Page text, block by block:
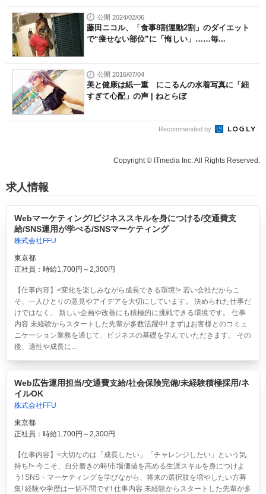
公開 2024/02/06
藤田ニコル、「食事8割運動2割」のダイエット
で“痩せない部位”に「悔しい」……毎...
公開 2016/07/04
美と健康は紙一重 にこるんの水着写真に「細
すぎて心配」の声 | ねとらぼ
Recommended by
Copyright © ITmedia Inc. All Rights Reserved.
求人情報
Webマーケティング/ビジネススキルを身につける/交通費支
給/SNS運用が学べる/SNSマーケティング
株式会社FFU
東京都
正社員：時給1,700円～2,300円
【仕事内容】<変化を楽しみながら成長できる環境!> 若い会社だからこ
そ、一人ひとりの意見やアイデアを大切にしています。 決められた仕事だ
けではなく、 新しい企画や改善にも積極的に挑戦できる環境です。 仕事
内容 未経験からスタートした先輩が多数活躍中! まずはお客様とのコミュ
ニケーション業務を通じて、ビジネスの基礎を学んでいただきます。 その
後、適性や成長に...
Web広告運用担当/交通費支給/社会保険完備/未経験積極採用/ネ
イルOK
株式会社FFU
東京都
正社員：時給1,700円～2,300円
【仕事内容】<大切なのは「成長したい」「チャレンジしたい」という気
持ち!> 今こそ、自分磨きの時!市場価値を高める生涯スキルを身につけよ
う! SNS・マーケティングを学びながら、将来の選択肢を増やしたい方募
集! 経験や学歴は一切不問です! 仕事内容 未経験からスタートした先輩が多